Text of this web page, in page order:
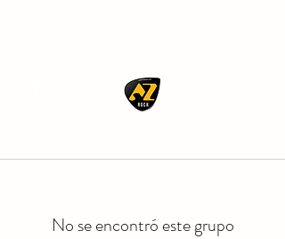
No se encontró este grupo